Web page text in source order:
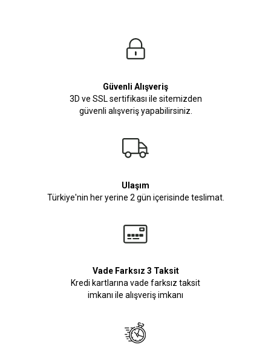
Manken Bedenleri Üst Grup M, Alt Grup 33 Beden ( Medium )
Güvenli Alışveriş
3D ve SSL sertifikası ile sitemizden
güvenli alışveriş yapabilirsiniz.
Ulaşım
Türkiye'nin her yerine 2 gün içerisinde teslimat.
Vade Farksız 3 Taksit
Kredi kartlarına vade farksız taksit
imkanı ile alışveriş imkanı